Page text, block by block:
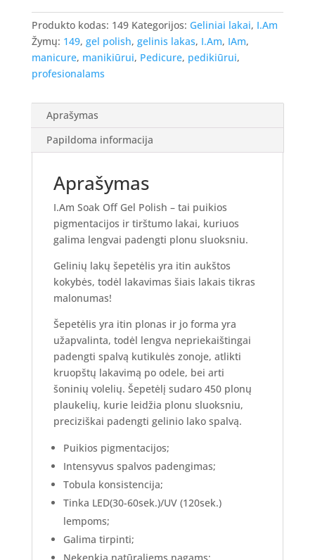
Polish
-
gelinis
lakas
-
Rose
Pink
Shimmer,
Produkto kodas: 149 Kategorijos: Geliniai lakai, I.Am
Žymų: 149, gel polish, gelinis lakas, I.Am, IAm,
manicure, manikiūrui, Pedicure, pedikiūrui,
profesionalams
Aprašymas
Papildoma informacija
Aprašymas
I.Am Soak Off Gel Polish – tai puikios
pigmentacijos ir tirštumo lakai, kuriuos
galima lengvai padengti plonu sluoksniu.
Gelinių lakų šepetėlis yra itin aukštos
kokybės, todėl lakavimas šiais lakais tikras
malonumas!
Šepetėlis yra itin plonas ir jo forma yra
užapvalinta, todėl lengva nepriekaištingai
padengti spalvą kutikulės zonoje, atlikti
kruopštų lakavimą po odele, bei arti
šoninių volelių. Šepetėlį sudaro 450 plonų
plaukelių, kurie leidžia plonu sluoksniu,
preciziškai padengti gelinio lako spalvą.
Puikios pigmentacijos;
Intensyvus spalvos padengimas;
Tobula konsistencija;
Tinka LED(30-60sek.)/UV (120sek.)
lempoms;
Galima tirpinti;